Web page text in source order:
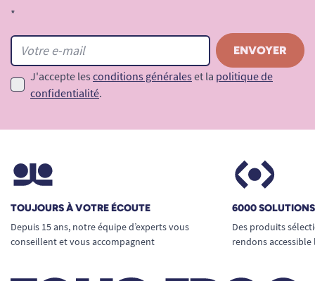
*
J'accepte les conditions générales et la politique de
confidentialité.
TOUJOURS À VOTRE ÉCOUTE
Depuis 15 ans, notre équipe d’experts vous
conseillent et vous accompagnent
6000
Des produits
rendons